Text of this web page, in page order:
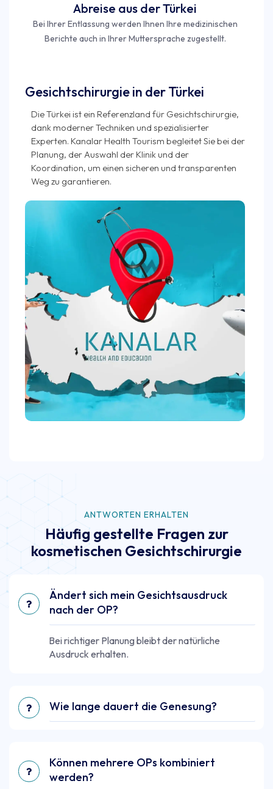
Abreise aus der Türkei
Bei Ihrer Entlassung werden Ihnen Ihre medizinischen
Berichte auch in Ihrer Muttersprache zugestellt.
Gesichtschirurgie in der Türkei
Die Türkei ist ein Referenzland für Gesichtschirurgie,
dank moderner Techniken und spezialisierter
Experten. Kanalar Health Tourism begleitet Sie bei der
Planung, der Auswahl der Klinik und der
Koordination, um einen sicheren und transparenten
Weg zu garantieren.
ANTWORTEN ERHALTEN
Häufig gestellte Fragen zur
kosmetischen Gesichtschirurgie
Ändert sich mein Gesichtsausdruck
nach der OP?
Bei richtiger Planung bleibt der natürliche
Ausdruck erhalten.
Wie lange dauert die Genesung?
Können mehrere OPs kombiniert
werden?